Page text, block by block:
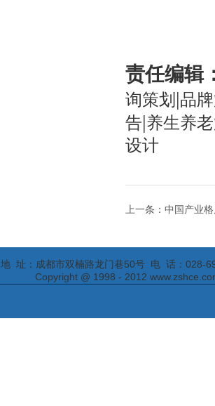
责任编辑
询策划 |品
告|养生养
设计
上一条：​中国产业
地 址：成都市双楠路龙门巷50号 电 话：028-
Copyright @ 1998 - 2012